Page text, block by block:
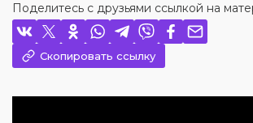
Поделитесь с друзьями ссылкой на
Скопировать ссылку